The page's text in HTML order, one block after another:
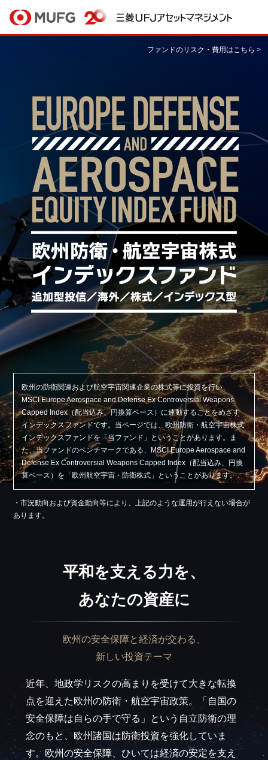
ファンドのリスク・費用はこちら >
欧州の防衛関連および航空宇宙関連企業の株式等に投資を行い、
MSCI Europe Aerospace and Defense Ex Controversial Weapons
Capped Index（配当込み、円換算ベース）に連動することをめざす
インデックスファンドです。当ページでは、欧州防衛・航空宇宙株式
インデックスファンドを「当ファンド」ということがあります。ま
た、当ファンドのベンチマークである、MSCI Europe Aerospace and
Defense Ex Controversial Weapons Capped Index（配当込み、円換
算ベース）を「欧州航空宇宙・防衛株式」ということがあります。
・市況動向および資金動向等により、上記のような運用が行えない場合が
あります。
平和を支える力を、
あなたの資産に
欧州の安全保障と経済が交わる、
新しい投資テーマ
近年、地政学リスクの高まりを受けて大きな転換
点を迎えた欧州の防衛・航空宇宙政策。「自国の
安全保障は自らの手で守る」という自立防衛の理
念のもと、欧州諸国は防衛投資を強化していま
す。欧州の安全保障、ひいては経済の安定を支え